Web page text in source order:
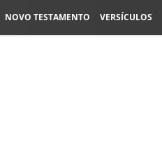
NOVO TESTAMENTO VERSÍCULOS